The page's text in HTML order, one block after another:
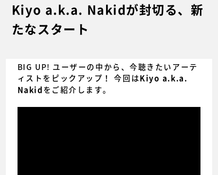
Kiyo a.k.a. Nakidが封切る、新
たなスタート
BIG UP! ユーザーの中から、今聴きたいアーテ
ィストをピックアップ！ 今回はKiyo a.k.a.
Nakid をご紹介します。